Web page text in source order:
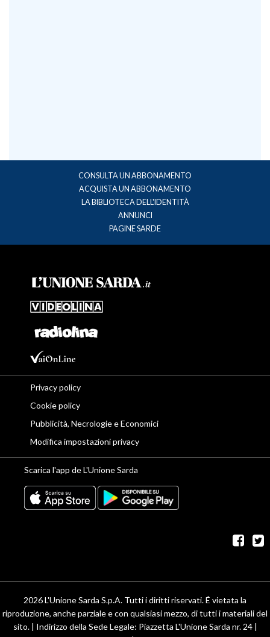
CONSULTA UN ABBONAMENTO
ACQUISTA UN ABBONAMENTO
LA BIBLIOTECA DELL'IDENTITÀ
ANNUNCI
PAGINE SARDE
Privacy policy
Cookie policy
Pubblicità, Necrologie e Economici
Modifica impostazioni privacy
Scarica l'app de L'Unione Sarda
2026 L'Unione Sarda S.p.A. Tutti i diritti riservati. É vietata la
riproduzione, anche parziale e con qualsiasi mezzo, di tutti i materiali del
sito. | Indirizzo della Sede Legale: Piazzetta L'Unione Sarda nr. 24 |